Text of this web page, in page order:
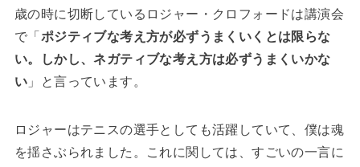
歳の時に切断しているロジャー・クロフォードは講演会
で「 ポジティブな考え方が必ずうまくいくとは限らな
い。しかし、ネガティブな考え方は必ずうまくいかな
い 」と言っています。
ロジャーはテニスの選手としても活躍していて、僕は魂
を揺さぶられました。これに関しては、すごいの一言に